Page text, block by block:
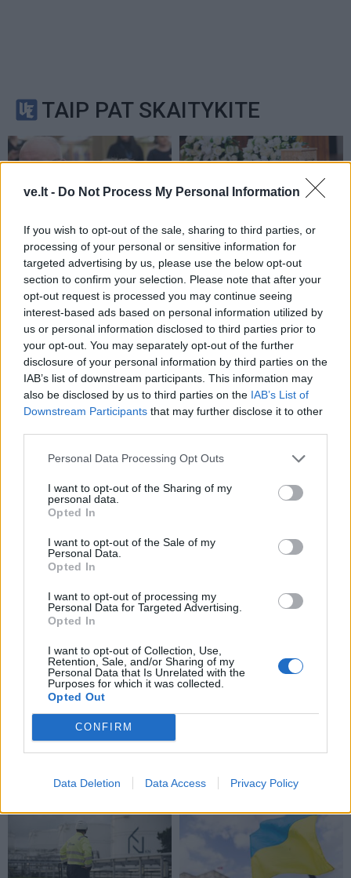
ve.lt - Do Not Process My Personal Information
If you wish to opt-out of the sale, sharing to third parties, or
processing of your personal or sensitive information for
targeted advertising by us, please use the below opt-out
section to confirm your selection. Please note that after your
opt-out request is processed you may continue seeing
interest-based ads based on personal information utilized by
us or personal information disclosed to third parties prior to
your opt-out. You may separately opt-out of the further
disclosure of your personal information by third parties on the
IAB’s list of downstream participants. This information may
also be disclosed by us to third parties on the IAB’s List of
Downstream Participants that may further disclose it to other
Personal Data Processing Opt Outs
I want to opt-out of the Sharing of my
personal data.
Opted In
I want to opt-out of the Sale of my
Personal Data.
Opted In
I want to opt-out of processing my
Personal Data for Targeted Advertising.
Opted In
I want to opt-out of Collection, Use,
Retention, Sale, and/or Sharing of my
Personal Data that Is Unrelated with the
Purposes for which it was collected.
Opted Out
CONFIRM
Data Deletion Data Access Privacy Policy
TAIP PAT SKAITYKITE
Lietuva
Statybos inspekcija
Pinskų sodyboje nustatė
dar vieną pažeidimą:
nurodyta nugriauti dalį
terasos
Lietuva
Ketvirtadienį bus
palaidota pirmoji
nepriklausomos Lietuvos
premjerė Prunskienė
Lietuva
Išleidžiamas pašto
ženklas, įamžinantis
Nidos dailininkų koloniją
Lietuva
Žiniasklaida: „Norfos“
savininkas Dundulis
nedalyvaus prezidento
Lietuva
Vaiko teisių apsaugos
specialistams vėl
nepavyko susitikti su
Lietuva
(2)